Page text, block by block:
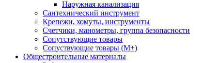
Наружная канализация
Сантехнический инструмент
Крепежи, хомуты, инструменты
Счетчики, манометры, группа безопасности
Сопутствующие товары
Сопуствующие товары (М+)
Общестроительные материалы